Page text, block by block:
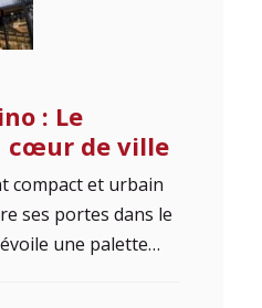
: Le
cœur de ville
compact et urbain
ses portes dans le
une palette…